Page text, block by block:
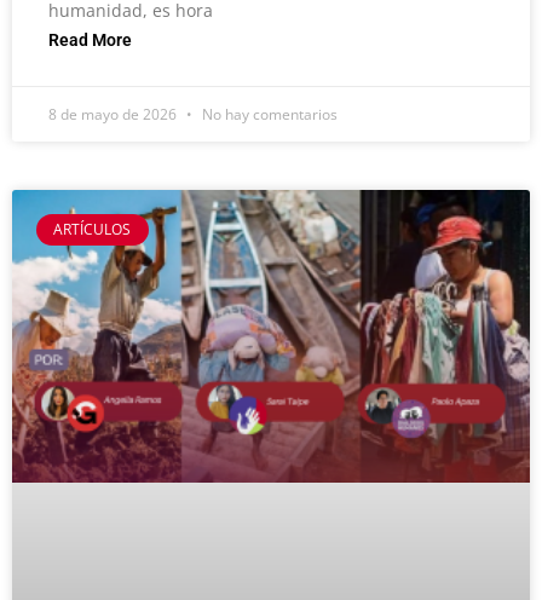
humanidad, es hora
Read More
8 de mayo de 2026 No hay comentarios
ARTÍCULOS